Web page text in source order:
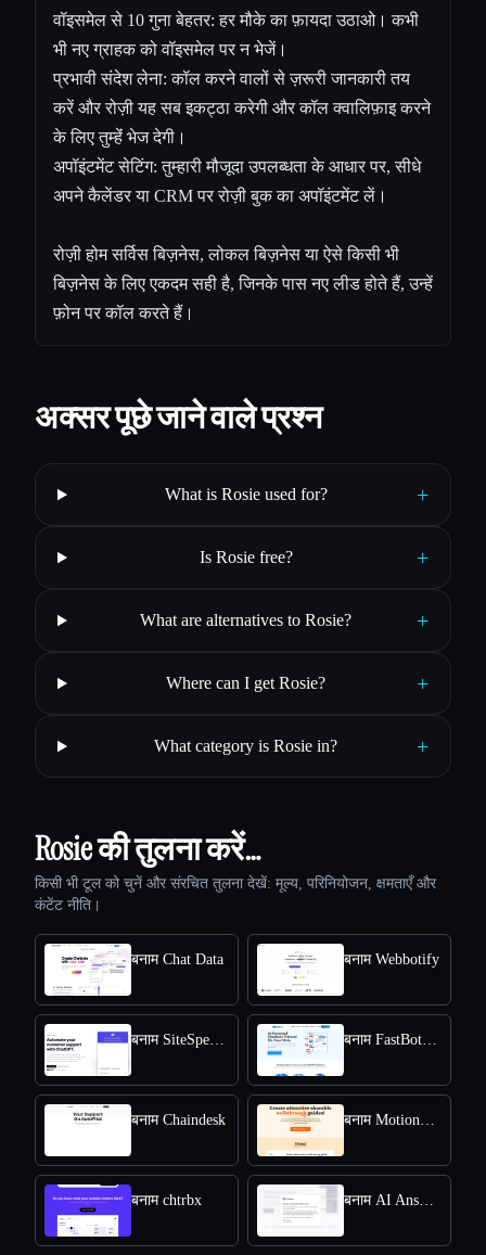
वॉइसमेल से 10 गुना बेहतर: हर मौके का फ़ायदा उठाओ। कभी
भी नए ग्राहक को वॉइसमेल पर न भेजें।
प्रभावी संदेश लेना: कॉल करने वालों से ज़रूरी जानकारी तय
करें और रोज़ी यह सब इकट्ठा करेगी और कॉल क्वालिफ़ाइ करने
के लिए तुम्हेंं भेज देगी।
अपॉइंटमेंट सेटिंग: तुम्हारी मौजूदा उपलब्धता के आधार पर, सीधे
अपने कैलेंडर या CRM पर रोज़ी बुक का अपॉइंटमेंट लें।
रोज़ी होम सर्विस बिज़नेस, लोकल बिज़नेस या ऐसे किसी भी
बिज़नेस के लिए एकदम सही है, जिनके पास नए लीड होते हैं, उन्हें
फ़ोन पर कॉल करते हैं।
अक्सर पूछे जाने वाले प्रश्न
What is Rosie used for? +
Is Rosie free? +
What are alternatives to Rosie? +
Where can I get Rosie? +
What category is Rosie in? +
Rosie की तुलना करें…
किसी भी टूल को चुनें और संरचित तुलना देखें: मूल्य, परिनियोजन, क्षमताएँ और
कंटेंट नीति।
बनाम Chat Data बनाम Webbotify
बनाम SiteSpeakAI बनाम FastBots.ai
बनाम Chaindesk बनाम MotionShot
बनाम chtrbx बनाम AI Answers by Cohere